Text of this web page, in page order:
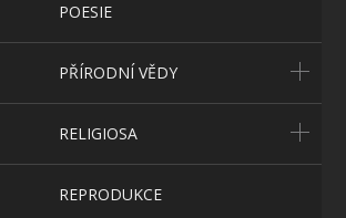
POESIE
PŘÍRODNÍ VĚDY
RELIGIOSA
REPRODUKCE